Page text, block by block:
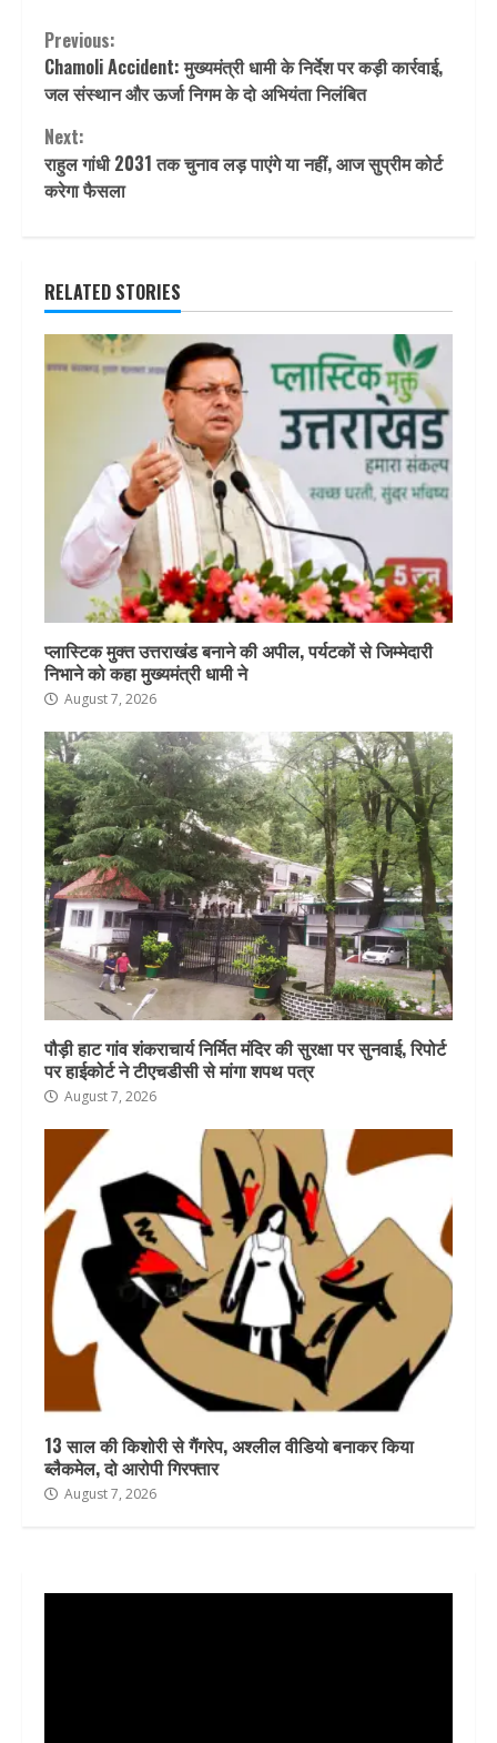
Continue
Reading
Previous:
Chamoli Accident: मुख्यमंत्री धामी के निर्देश पर कड़ी कार्रवाई,
जल संस्थान और ऊर्जा निगम के दो अभियंता निलंबित
Next:
राहुल गांधी 2031 तक चुनाव लड़ पाएंगे या नहीं, आज सुप्रीम कोर्ट
करेगा फैसला
RELATED STORIES
प्लास्टिक मुक्त उत्तराखंड बनाने की अपील, पर्यटकों से जिम्मेदारी
निभाने को कहा मुख्यमंत्री धामी ने
August 7, 2026
पौड़ी हाट गांव शंकराचार्य निर्मित मंदिर की सुरक्षा पर सुनवाई, रिपोर्ट
पर हाईकोर्ट ने टीएचडीसी से मांगा शपथ पत्र
August 7, 2026
13 साल की किशोरी से गैंगरेप, अश्लील वीडियो बनाकर किया
ब्लैकमेल, दो आरोपी गिरफ्तार
August 7, 2026